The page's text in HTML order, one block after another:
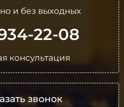
и без выходных
22-08
консультация
звонок